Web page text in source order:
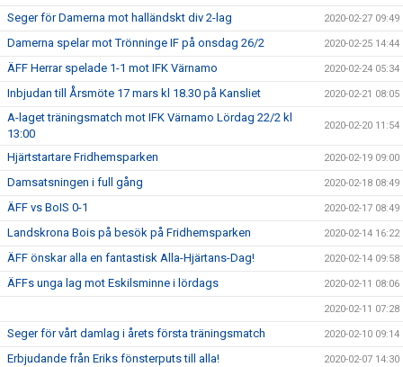
Seger för Damerna mot halländskt div 2-lag 2020-02-27 09:49
Damerna spelar mot Trönninge IF på onsdag 26/2 2020-02-25 14:44
ÄFF Herrar spelade 1-1 mot IFK Värnamo 2020-02-24 05:34
Inbjudan till Årsmöte 17 mars kl 18.30 på Kansliet 2020-02-21 08:05
A-laget träningsmatch mot IFK Värnamo Lördag 22/2 kl
13:00
2020-02-20 11:54
Hjärtstartare Fridhemsparken 2020-02-19 09:00
Damsatsningen i full gång 2020-02-18 08:49
ÄFF vs BoIS 0-1 2020-02-17 08:49
Landskrona Bois på besök på Fridhemsparken 2020-02-14 16:22
ÄFF önskar alla en fantastisk Alla-Hjärtans-Dag! 2020-02-14 09:58
ÄFFs unga lag mot Eskilsminne i lördags 2020-02-11 08:06
2020-02-11 07:28
Seger för vårt damlag i årets första träningsmatch 2020-02-10 09:14
Erbjudande från Eriks fönsterputs till alla! 2020-02-07 14:30